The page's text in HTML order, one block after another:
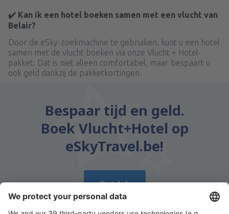
✔️ Kan ik een hotel boeken samen met een vlucht van
Belair?
Door de eSky-zoekmachine te gebruiken, kunt u een hotel
samen met de vlucht boeken via onze Vlucht + Hotel-
pakket. Dat is niet alleen comfortabel, maar bespaart u
ook geld dankzij de pakketkortingen.
Bespaar tijd en geld.
Boek Vlucht+Hotel op
eSkyTravel.be!
Ontdek